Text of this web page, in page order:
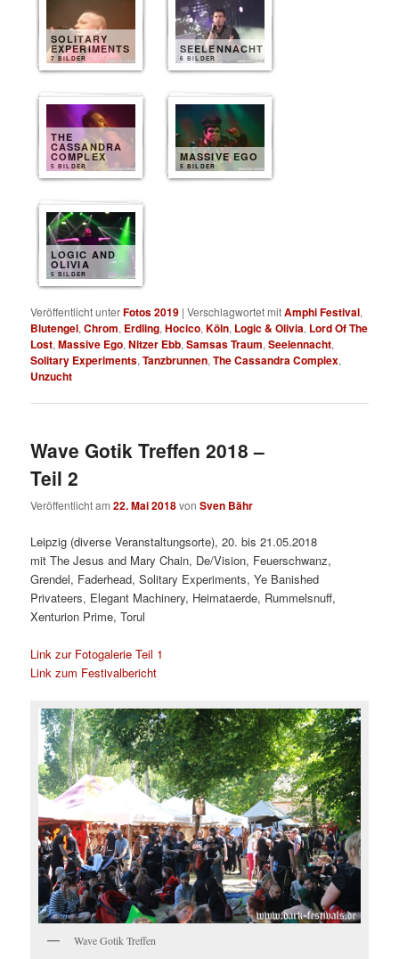
SOLITARY
EXPERIMENTS
7 BILDER
SEELENNACHT
6 BILDER
THE
CASSANDRA
COMPLEX
5 BILDER
MASSIVE EGO
5 BILDER
LOGIC AND
OLIVIA
5 BILDER
Veröffentlicht unterFotos 2019 |Verschlagwortet mitAmphi Festival,
Blutengel,Chrom, Erdling,Hocico,Köln, Logic & Olivia, Lord Of The
Lost,Massive Ego,Nitzer Ebb,Samsas Traum,Seelennacht,
Solitary Experiments,Tanzbrunnen,The Cassandra Complex,
Unzucht
Wave Gotik Treffen 2018 –
Teil 2
Veröffentlicht am22. Mai 2018vonSven Bähr
Leipzig (diverse Veranstaltungsorte), 20. bis 21.05.2018
mit The Jesus and Mary Chain, De/Vision, Feuerschwanz,
Grendel, Faderhead, Solitary Experiments, Ye Banished
Privateers, Elegant Machinery, Heimataerde, Rummelsnuff,
Xenturion Prime, Torul
Link zur Fotogalerie Teil 1
Link zum Festivalbericht
Wave Gotik Treffen